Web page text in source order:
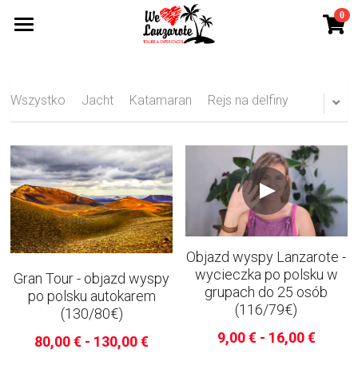
0
Konakt
Blog
Wyszukiwanie
+34 611 712 843
Wszystko Jacht Katamaran Rejs na delfiny
Gran Tour - objazd wyspy
po polsku autokarem
(130/80€)
80,00 € - 130,00 €
Objazd wyspy Lanzarote -
wycieczka po polsku w
grupach do 25 osób
(116/79€)
9,00 € - 16,00 €
×
KATEGORIE SKLEPU